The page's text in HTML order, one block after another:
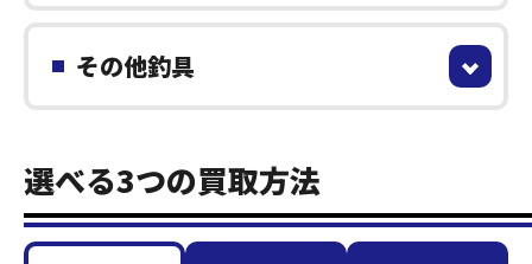
その他釣具
選べる3つの買取方法